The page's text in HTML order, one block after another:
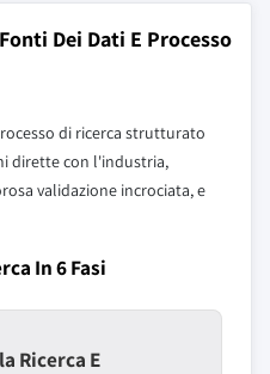
Dei Dati E Processo
di ricerca strutturato
dirette con l'industria,
validazione incrociata, e
In 6 Fasi
Ricerca E